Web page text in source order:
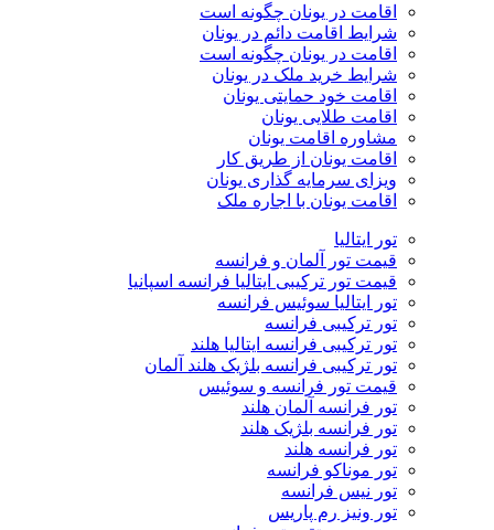
اقامت در یونان چگونه است
شرایط اقامت دائم در یونان
اقامت در یونان چگونه است
شرایط خرید ملک در یونان
اقامت خود حمایتی یونان
اقامت طلایی یونان
مشاوره اقامت یونان
اقامت یونان از طریق کار
ویزای سرمایه گذاری یونان
اقامت یونان با اجاره ملک
تور ایتالیا
قیمت تور آلمان و فرانسه
قیمت تور ترکیبی ایتالیا فرانسه اسپانیا
تور ایتالیا سوئیس فرانسه
تور ترکیبی فرانسه
تور ترکیبی فرانسه ایتالیا هلند
تور ترکیبی فرانسه بلژیک هلند آلمان
قیمت تور فرانسه و سوئیس
تور فرانسه آلمان هلند
تور فرانسه بلژیک هلند
تور فرانسه هلند
تور موناکو فرانسه
تور نیس فرانسه
تور ونیز رم پاریس